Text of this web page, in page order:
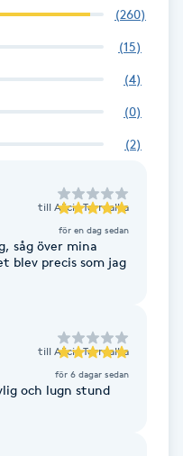
(260)
(15)
(4)
(0)
(2)
till Alicia Torrealba
för en dag sedan
såg över mina
blev precis som jag
till Alicia Torrealba
för 6 dagar sedan
och lugn stund